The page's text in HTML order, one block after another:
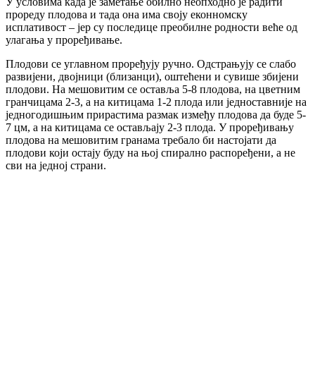
прореду плодова и тада она има своју еконномску
исплативост – јер су последице преобилне родности веће од
улагања у проређивање.
Плодови се углавном проређују ручно. Одстрањују се слабо
развијени, двојници (близанци), оштећени и сувише збијени
плодови. На мешовитим се оставља 5-8 плодова, на цветним
гранчицама 2-3, а на китицама 1-2 плода или једноставније на
једногодишњим прирастима размак између плодова да буде 5-
7 цм, а на китицама се остављају 2-3 плода. У проређивању
плодова на мешовитим гранама требало би настојати да
плодови који остају буду на њој спирално распоређени, а не
сви на једној страни.